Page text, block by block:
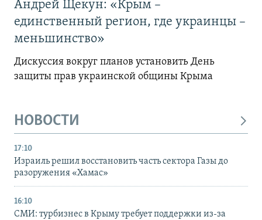
Андрей Щекун: «Крым –
единственный регион, где украинцы –
меньшинство»
Дискуссия вокруг планов установить День
защиты прав украинской общины Крыма
НОВОСТИ
17:10
Израиль решил восстановить часть сектора Газы до
разоружения «Хамас»
16:10
СМИ: турбизнес в Крыму требует поддержки из-за